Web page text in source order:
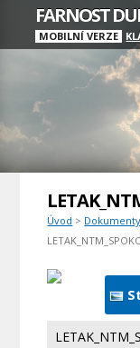
FARNOST
MOBILNÍ VERZE
Úvod >